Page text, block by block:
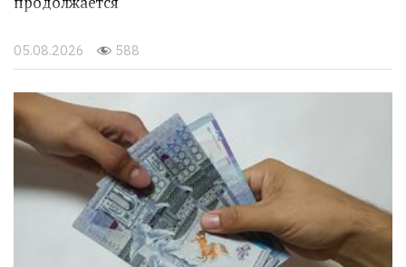
05.08.2026 588